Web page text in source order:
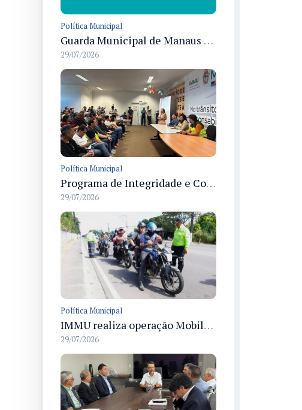
Política Municipal
Guarda Municipal de Manaus realiza prisões por tráfico e cumpre mandado durante ações nas zonas Centro-Sul e Norte
29/07/2026
Política Municipal
Programa de Integridade e Compliance é apresentado no IMMU da Prefeitura de Manaus durante reunião técnica
29/07/2026
Política Municipal
IMMU realiza operação Mobilidade Segura em Manaus e aborda 105 veículos na manhã de 29/7
29/07/2026